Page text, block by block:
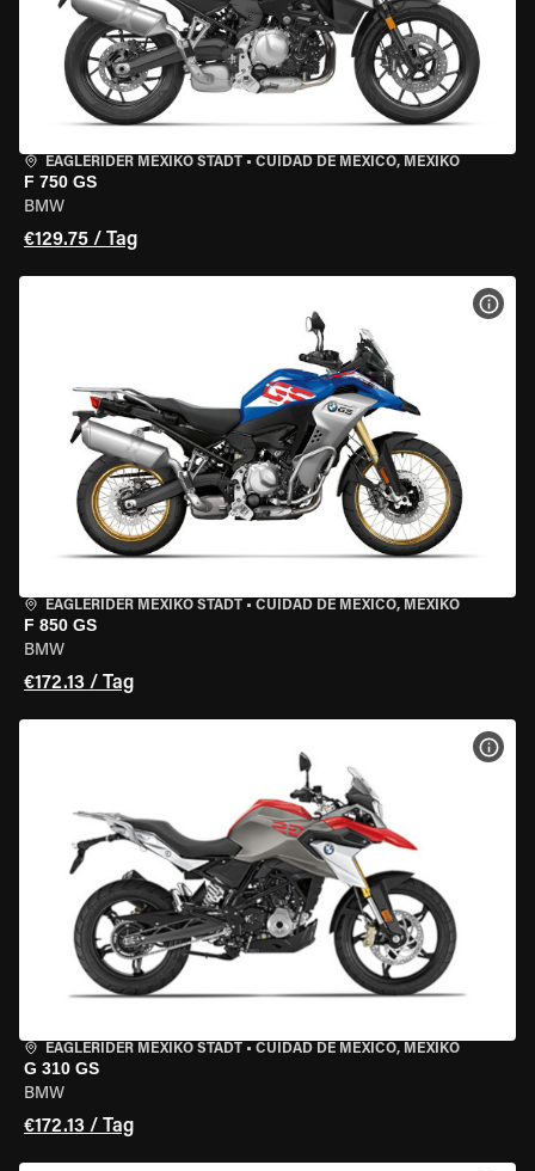
EAGLERIDER MEXIKO STADT • CUIDAD DE MEXICO, MEXIKO
F 750 GS
BMW
€129.75 / Tag
EAGLERIDER MEXIKO STADT • CUIDAD DE MEXICO, MEXIKO
F 850 GS
BMW
€172.13 / Tag
EAGLERIDER MEXIKO STADT • CUIDAD DE MEXICO, MEXIKO
G 310 GS
BMW
€172.13 / Tag